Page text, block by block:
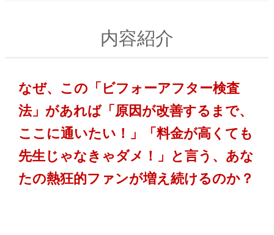
内容紹介
なぜ、この「ビフォーアフター検査
法」があれば「原因が改善するまで、
ここに通いたい！」「料金が高くても
先生じゃなきゃダメ！」と言う、あな
たの熱狂的ファンが増え続けるのか？